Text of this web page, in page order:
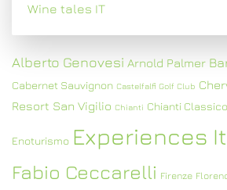
Wine tales IT
Alberto Genovesi Arnold Palmer
Cabernet Sauvignon Castelfalfi Golf Club
Resort San Vigilio Chianti Chianti Classico
Enoturismo Experiences
Fabio Ceccarelli Firenze